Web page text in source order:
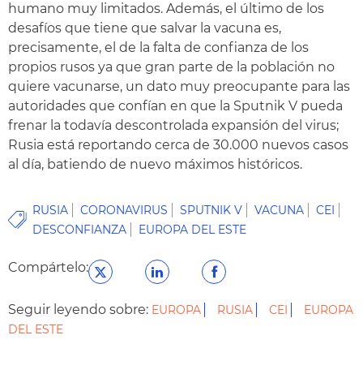
humano muy limitados. Además, el último de los
desafíos que tiene que salvar la vacuna es,
precisamente, el de la falta de confianza de los
propios rusos ya que gran parte de la población no
quiere vacunarse, un dato muy preocupante para las
autoridades que confían en que la Sputnik V pueda
frenar la todavía descontrolada expansión del virus;
Rusia está reportando cerca de 30.000 nuevos casos
al día, batiendo de nuevo máximos históricos.
RUSIA CORONAVIRUS SPUTNIK V VACUNA
CEI
DESCONFIANZA
EUROPA DEL ESTE
Compártelo:
Seguir leyendo sobre: EUROPA RUSIA CEI
EUROPA
DEL ESTE